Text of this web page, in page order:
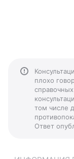
плохо
том числе
Ответ